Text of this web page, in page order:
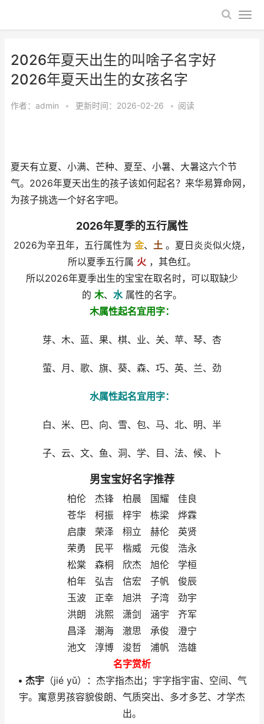
2026年夏天出生的叫啥子名字好
2026年夏天出生的女孩名字
作者： admin • 更新时间：2026-02-26 • 阅读
夏天有立夏、小满、芒种、夏至、小暑、大暑这六个节
气。2026年夏天出生的孩子该如何起名？来华易算命网，
为孩子挑选一个好名字吧。
2026年夏季的五行属性
2026为辛丑年，五行属性为 金、 土 。夏日炎炎似火烧，
所以夏季五行属 火 ，其色红。
所以2026年夏季出生的宝宝在取名时，可以取缺少
的 木、 水属性的名字。
木属性起名宜用字：
芽、木、蓝、果、棋、业、关、苹、琴、杏
萤、月、歌、旗、葵、森、巧、英、兰、劲
水属性起名宜用字：
白、米、巴、向、雪、包、马、北、明、半
子、云、文、鱼、洞、学、目、法、候、卜
男宝宝好名字推荐
柏伦 杰锋 柏晨 国耀 佳良
苍华 柯振 梓宇 栋梁 烨霖
启康 荣泽 栩立 赫伦 英贤
荣勇 民平 楷威 元俊 浩永
松棠 森桐 欣杰 旭伦 学桓
柏年 弘吉 信宏 子帆 俊辰
玉波 正幸 旭洪 子湾 劲宇
洪朗 洮熙 潇剑 涵宇 齐军
昌泽 潮海 澈思 承俊 澄宁
池文 淳博 浚哲 浦帆 浩雄
名字赏析
• 杰宇（jié yǔ）：杰字指杰出；宇字指宇宙、空间、气
宇。寓意男孩容貌俊朗、气质突出、多才多艺、才学杰
出。